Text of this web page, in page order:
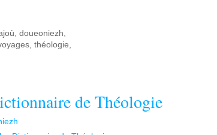
doueoniezh,
théologie,
de Théologie